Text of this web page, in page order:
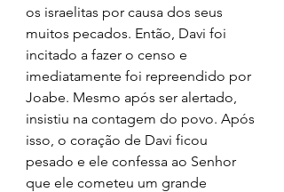
os israelitas por causa dos seus
muitos pecados. Então, Davi foi
incitado a fazer o censo e
imediatamente foi repreendido por
Joabe. Mesmo após ser alertado,
insistiu na contagem do povo. Após
isso, o coração de Davi ficou
pesado e ele confessa ao Senhor
que ele cometeu um grande